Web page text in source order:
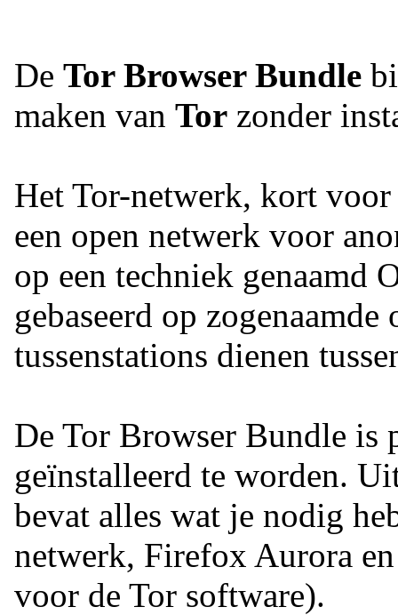
De Tor Browser Bundle
maken van Tor zonder
Het Tor-netwerk, kort
een open netwerk voor
op een techniek genaamd
gebaseerd op
tussenstations dienen
De Tor Browser Bundle is
geïnstalleerd te worden.
bevat alles wat je nodig
netwerk, Firefox Aurora
voor de Tor software).